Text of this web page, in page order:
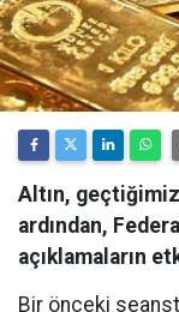
Altın,
ardından,
açıklamaların
Bir önceki